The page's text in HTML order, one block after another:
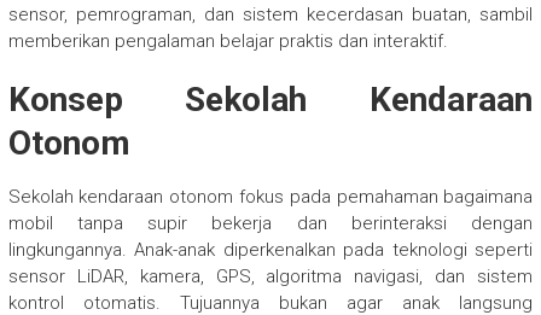
sensor, pemrograman, dan sistem kecerdasan buatan, sambil
memberikan pengalaman belajar praktis dan interaktif.
Konsep Sekolah Kendaraan
Otonom
Sekolah kendaraan otonom fokus pada pemahaman bagaimana
mobil tanpa supir bekerja dan berinteraksi dengan
lingkungannya. Anak-anak diperkenalkan pada teknologi seperti
sensor LiDAR, kamera, GPS, algoritma navigasi, dan sistem
kontrol otomatis. Tujuannya bukan agar anak langsung